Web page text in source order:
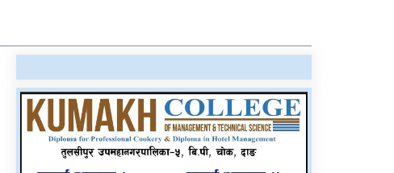
सीडद्वारा साना किसान र
बैंकबीच समन्वयात्मक
कार्यक्रम